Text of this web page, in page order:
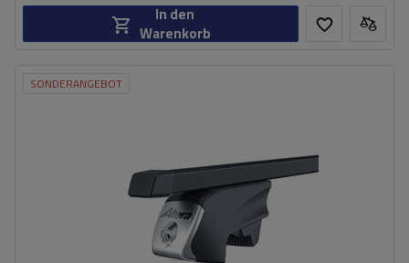
In den
Warenkorb
SONDERANGEBOT